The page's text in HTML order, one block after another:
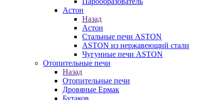
Астон
Назад
Астон
Стальные печи ASTON
ASTON из нержавеющий стали
Чугунные печи ASTON
Отопительные печи
Назад
Отопительные печи
Дровяные Ермак
Бутаков